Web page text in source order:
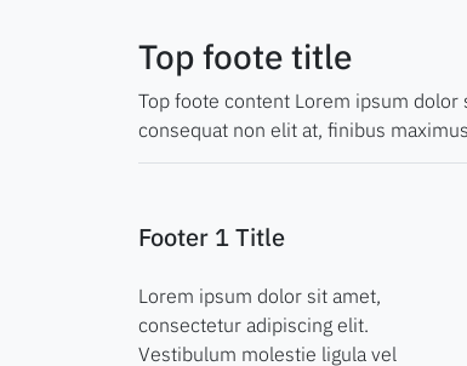
Top foote title
Top foote content Lorem ipsum
consequat non elit at, finibus
Footer 1 Title
Lorem ipsum dolor sit amet,
consectetur adipiscing elit.
Vestibulum molestie ligula vel